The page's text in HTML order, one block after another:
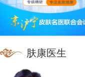
肤康医生